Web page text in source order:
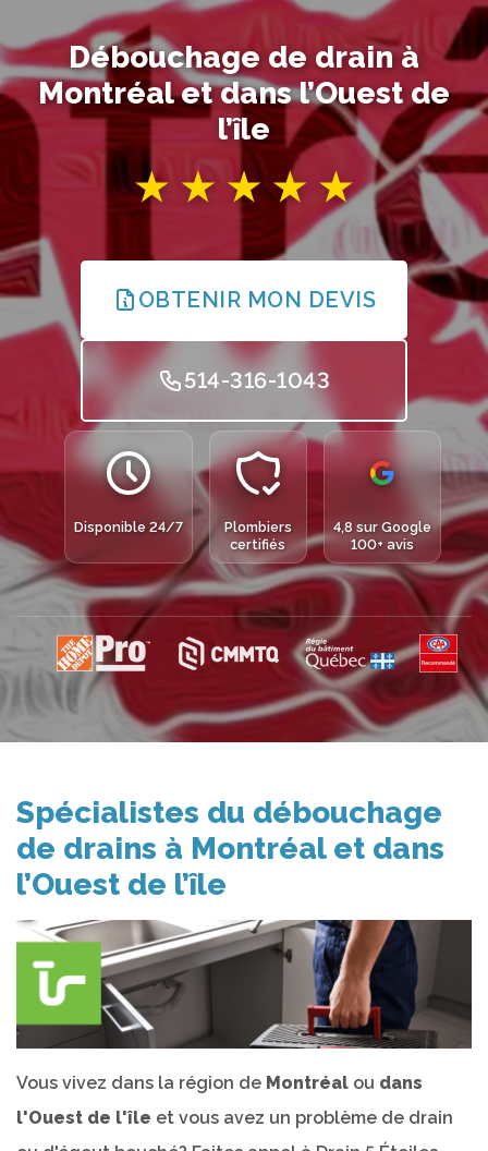
Débouchage de drain à
Montréal et dans l’Ouest de
l’île
OBTENIR MON DEVIS
514-316-1043
Disponible 24/7
Plombiers
certifiés
4,8 sur Google
100+ avis
Spécialistes du débouchage
de drains à Montréal et dans
l’Ouest de l’île
Vous vivez dans la région de Montréal ou dans
l'Ouest de l'île et vous avez un problème de drain